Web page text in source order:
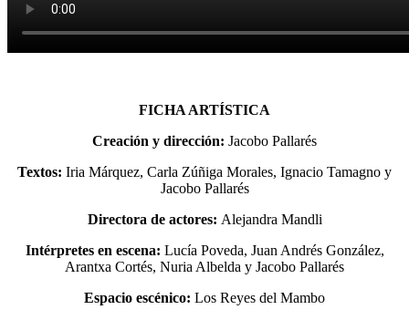
FICHA ARTÍSTICA
Creación y dirección: Jacobo Pallarés
Textos: Iria Márquez, Carla Zúñiga Morales, Ignacio Tamagno y
Jacobo Pallarés
Directora de actores: Alejandra Mandli
Intérpretes en escena: Lucía Poveda, Juan Andrés González,
Arantxa Cortés, Nuria Albelda y Jacobo Pallarés
Espacio escénico: Los Reyes del Mambo